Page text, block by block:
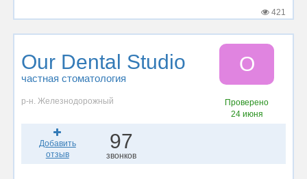
421
Our Dental Studio
частная стоматология
O
р-н. Железнодорожный
Проверено
24 июня
Добавить
отзыв
97
звонков